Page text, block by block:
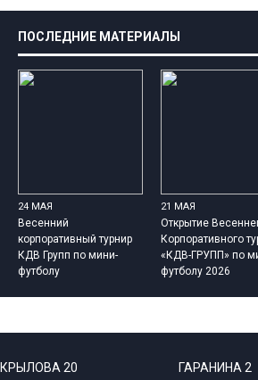
ПОСЛЕДНИЕ МАТЕРИАЛЫ
24 МАЯ
Весенний
корпоративный турнир
КДВ Групп по мини-
футболу
21 МАЯ
Открытие
Корпоративного
«КДВ-ГРУПП» по
футболу 2026
КРЫЛОВА 20 ГАРАНИНА 2